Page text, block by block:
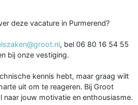
deze vacature in Purmerend?
, bel 06 80 16 54 55
bij onze vestiging.
kennis hebt, maar graag wilt
uit om te reageren. Bij Groot
naar jouw motivatie en enthousiasme.